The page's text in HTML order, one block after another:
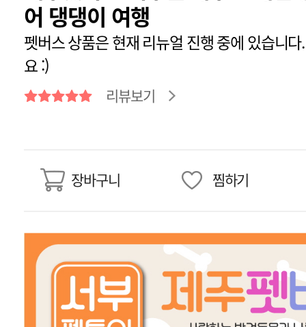
어 댕댕이 여행
펫버스 상품은 현재 리뉴얼 진행 중에 있습니
요 :)
리뷰보기
장바구니 찜하기